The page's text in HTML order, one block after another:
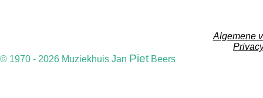
c
e
Algemene
© 1970 - 2026 Muziekhuis Jan Piet Beers